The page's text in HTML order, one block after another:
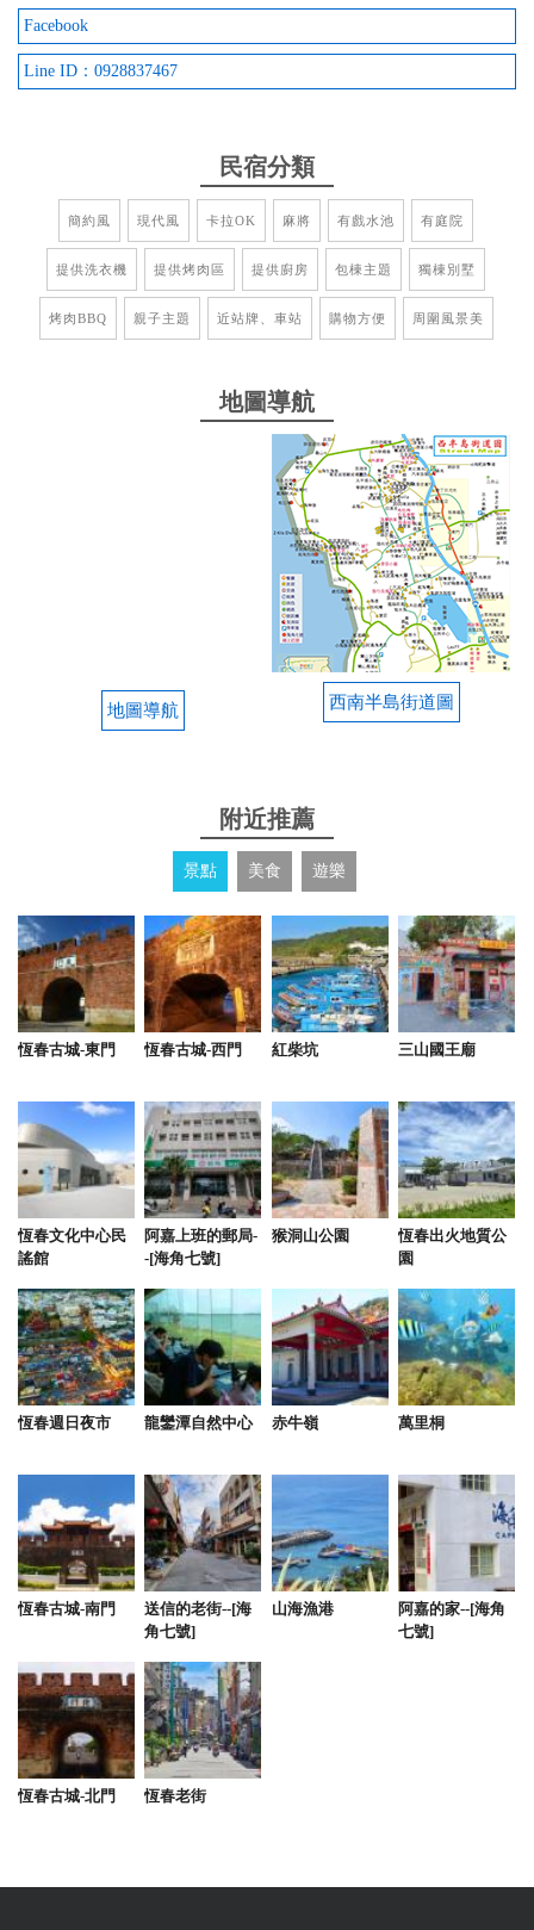
能否提前check in，沒想到老闆說他正想詢問我們是
否要提前入住，人真的太好了。 老闆真的非常親切，
民宿環境也很舒適，烤肉、打麻將、泳池玩水、唱
KTV，大家都玩得非常開心，還有可愛的貓貓
from google
2024-06-30 16:24:16
離恆春市區很近，補貨方便 獨棟別墅又有前後院 非
常有自己的隱私感 每個房間也都非常明亮
from google
2024-06-09 17:00:52
民宿地點很好，老闆很親切 游泳池很乾淨 還有卡啦
OK及BBQ的烤肉區， 戶外還有一片廣大的草地 ，是
2023-10-16 20:32:58
10/14-10/15來這邊遊玩 入住這邊 非常非常棒！我再
說一次我們20人包棟！ 感覺非常好，也非常棒 下次
好
from google
2023-09-26 19:40:56
民宿地點很好，離恆春鎮很近，房間乾淨，還有泳池
跟卡啦OK及BBQ的烤肉區，戶外還有一片廣大的草
地，是度假放鬆心情的好地方，且位在鄉間小路裡，
晚上睡覺特別安靜。還有，老闆人很好，小朋友的水
壺忘了拿，還親自幫我們送到台南，實在太感謝了
2023-05-29 07:46:01
CP值很高的民宿，民宿備有烤肉區、涼亭、游泳池、
卡拉OK、廚房、大冰箱、住宿空間5間4人房、3間2
次有機會要來墾丁包棟會再次選擇這裡！ 民宿老闆也
非常的客氣、也很熱情！值得在此推薦給大家。
from google
2023-05-26 04:39:29
CP值極高 親切和善的老闆 有家的感覺 環境清幽 適合
悠活的您！
Facebook
Line ID：0928837467
民宿分類
簡約風 現代風 卡拉OK 麻將 有戲水池 有庭院
提供洗衣機 提供烤肉區 提供廚房 包棟主題 獨棟別墅
烤肉BBQ 親子主題 近站牌、車站 購物方便 周圍風景美
地圖導航
地圖導航 西南半島街道圖
附近推薦
景點 美食 遊樂
恆春古城-東門 恆春古城-西門 紅柴坑 三山國王廟
恆春文化中心民
謠館
阿嘉上班的郵局-
-[海角七號]
猴洞山公園
恆春出火地質公
園
恆春週日夜市 龍鑾潭自然中心 赤牛嶺 萬里桐
恆春古城-南門
送信的老街--[海
角七號]
山海漁港
阿嘉的家--[海角
七號]
恆春古城-北門 恆春老街